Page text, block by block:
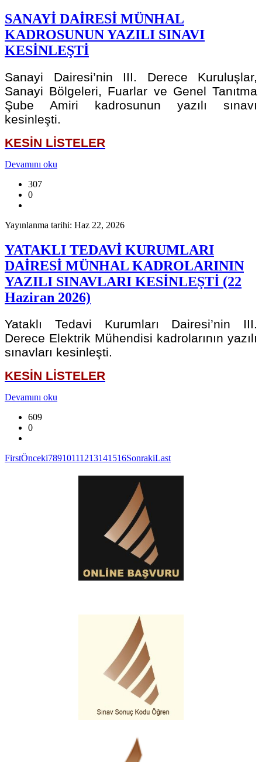
SANAYİ DAİRESİ MÜNHAL
KADROSUNUN YAZILI SINAVI
KESİNLEŞTİ
Sanayi Dairesi’nin III. Derece Kuruluşlar,
Sanayi Bölgeleri, Fuarlar ve Genel Tanıtma
Şube Amiri kadrosunun yazılı sınavı
kesinleşti.
KESİN LİSTELER
Devamını oku
307
0
Yayınlanma tarihi: Haz 22, 2026
YATAKLI TEDAVİ KURUMLARI
DAİRESİ MÜNHAL KADROLARININ
YAZILI SINAVLARI KESİNLEŞTİ (22
Haziran 2026)
Yataklı Tedavi Kurumları Dairesi’nin III.
Derece Elektrik Mühendisi kadrolarının yazılı
sınavları kesinleşti.
KESİN LİSTELER
Devamını oku
609
0
FirstÖnceki78910111213141516SonrakiLast